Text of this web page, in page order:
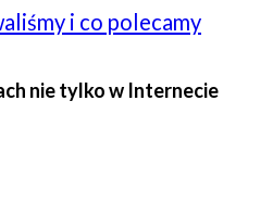
i co polecamy
nie tylko w Internecie